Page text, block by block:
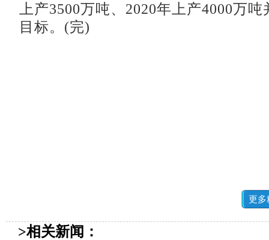
上产3500万吨、2020年上产4000万
目标。(完)
更多
>相关新闻：